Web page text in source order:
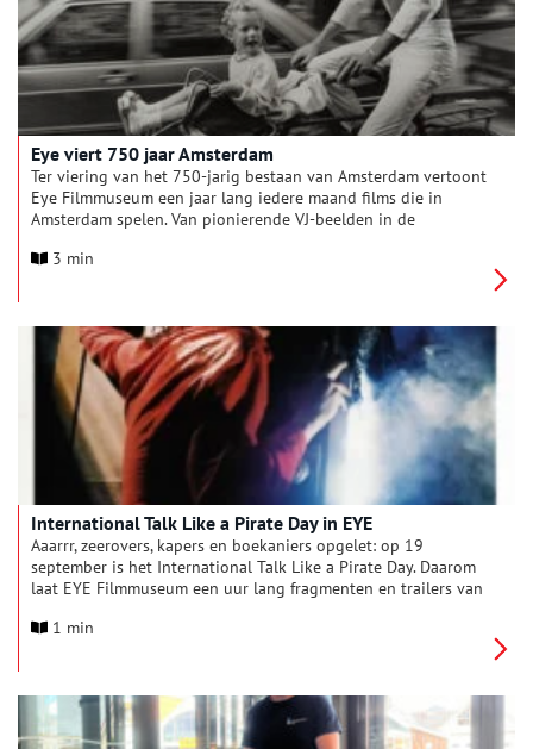
Columbia Pictures en een selectie van nieuwe virtual-
realitywerken.
Eye viert 750 jaar Amsterdam
Ter viering van het 750-jarig bestaan van Amsterdam vertoont
Eye Filmmuseum een jaar lang iedere maand films die in
Amsterdam spelen. Van pionierende VJ-beelden in de
huis op de Reguliersgracht tot het bevrijdende naakt van Blue
3 min
International Talk Like a Pirate Day in EYE
Aaarrr, zeerovers, kapers en boekaniers opgelet: op 19
september is het International Talk Like a Pirate Day. Daarom
laat EYE Filmmuseum een uur lang fragmenten en trailers van
The Fog van John Carpenter.
1 min